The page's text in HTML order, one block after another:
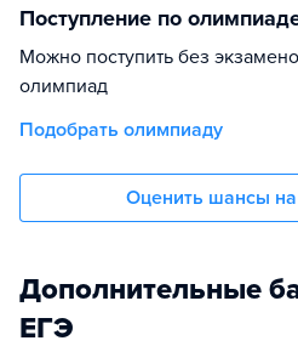
Поступление по
Можно поступить без
олимпиад
Подобрать олимпиаду
Оценить шансы на
Дополнительные
ЕГЭ